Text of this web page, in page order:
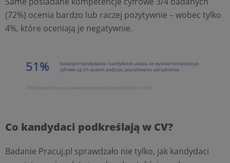
(72%) ocenia bardzo lub raczej pozytywnie – wobec tylko
4%, które oceniają je negatywnie.
Co kandydaci podkreślają w CV?
Badanie Pracuj.pl sprawdzało nie tylko, jak kandydaci